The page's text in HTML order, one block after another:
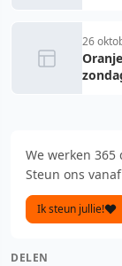
26
We werken
Steun ons
Ik steun jullie!
DELEN